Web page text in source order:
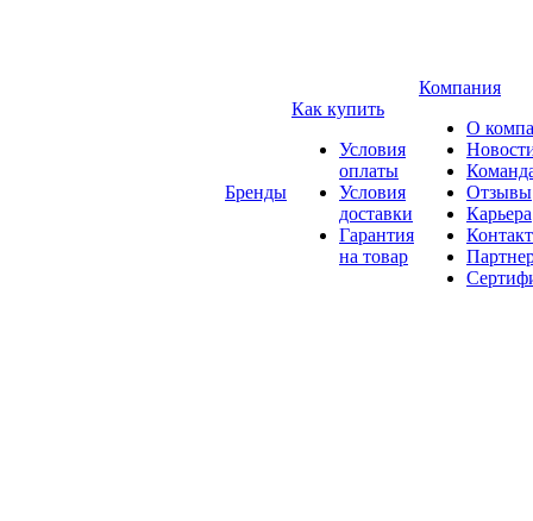
Бренды
Как купить
Условия
оплаты
Условия
доставки
Гарантия
на товар
Компания
О
Отзывы
Карьера